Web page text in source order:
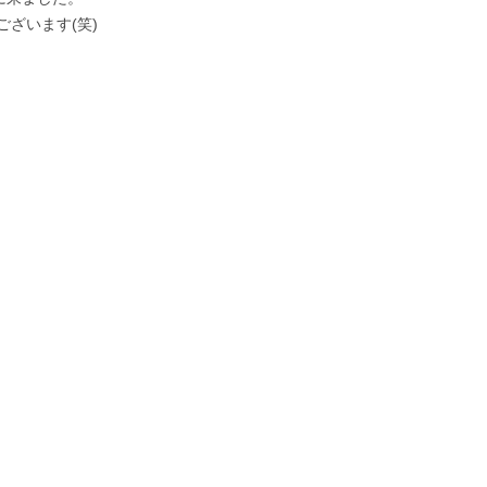
ざいます(笑)